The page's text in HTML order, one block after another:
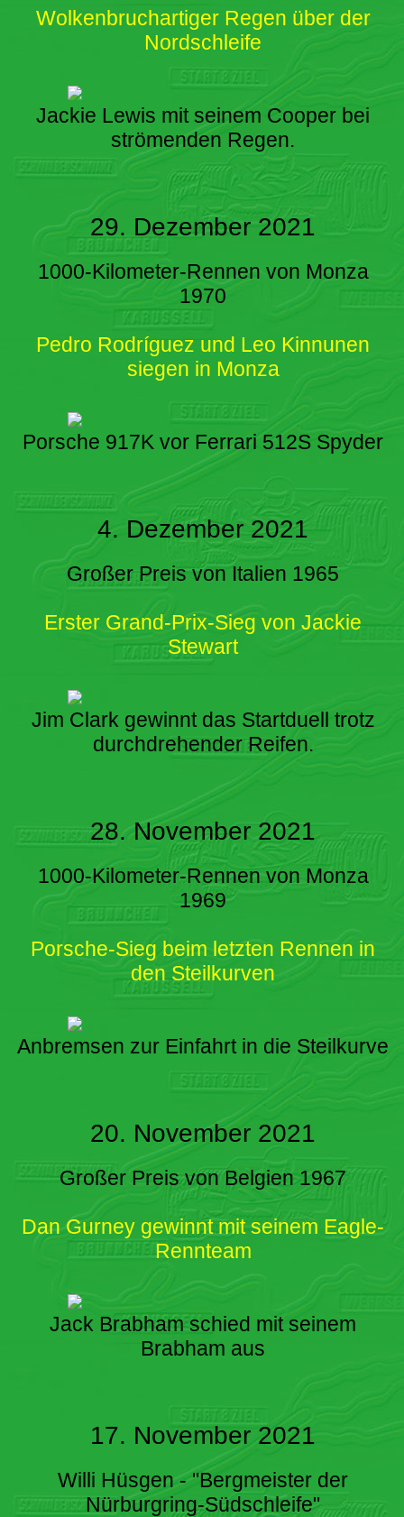
Wolkenbruchartiger Regen über der
Nordschleife
Jackie Lewis mit seinem Cooper bei
strömenden Regen.
29. Dezember 2021
1000-Kilometer-Rennen von Monza
1970
Pedro Rodríguez und Leo Kinnunen
siegen in Monza
Porsche 917K vor Ferrari 512S Spyder
4. Dezember 2021
Großer Preis von Italien 1965
Erster Grand-Prix-Sieg von Jackie
Stewart
Jim Clark gewinnt das Startduell trotz
durchdrehender Reifen.
28. November 2021
1000-Kilometer-Rennen von Monza
1969
Porsche-Sieg beim letzten Rennen in
den Steilkurven
Anbremsen zur Einfahrt in die Steilkurve
20. November 2021
Großer Preis von Belgien 1967
Dan Gurney gewinnt mit seinem Eagle-
Rennteam
Jack Brabham schied mit seinem
Brabham aus
17. November 2021
Willi Hüsgen - "Bergmeister der
Nürburgring-Südschleife"